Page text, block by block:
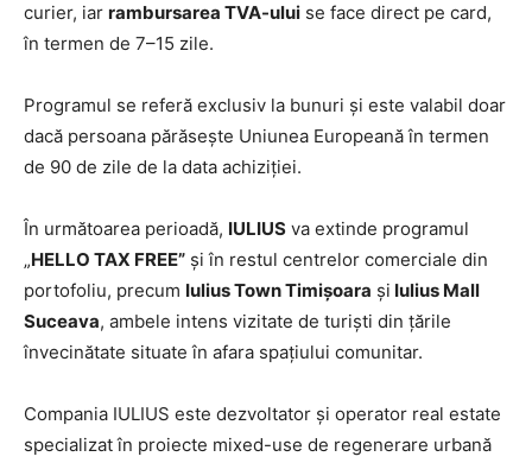
curier, iar rambursarea TVA-ului se face direct pe card,
în termen de 7–15 zile.
Programul se referă exclusiv la bunuri și este valabil doar
dacă persoana părăsește Uniunea Europeană în termen
de 90 de zile de la data achiziției.
În următoarea perioadă, IULIUS va extinde programul
„HELLO TAX FREE” și în restul centrelor comerciale din
portofoliu, precum Iulius Town Timișoara și Iulius Mall
Suceava, ambele intens vizitate de turişti din ţările
învecinătate situate în afara spaţiului comunitar.
Compania IULIUS este dezvoltator și operator real estate
specializat în proiecte mixed-use de regenerare urbană